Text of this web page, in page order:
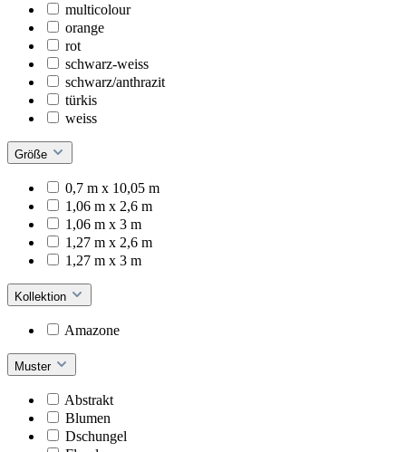
multicolour
orange
rot
schwarz-weiss
schwarz/anthrazit
türkis
weiss
Größe
0,7 m x 10,05 m
1,06 m x 2,6 m
1,06 m x 3 m
1,27 m x 2,6 m
1,27 m x 3 m
Kollektion
Amazone
Muster
Abstrakt
Blumen
Dschungel